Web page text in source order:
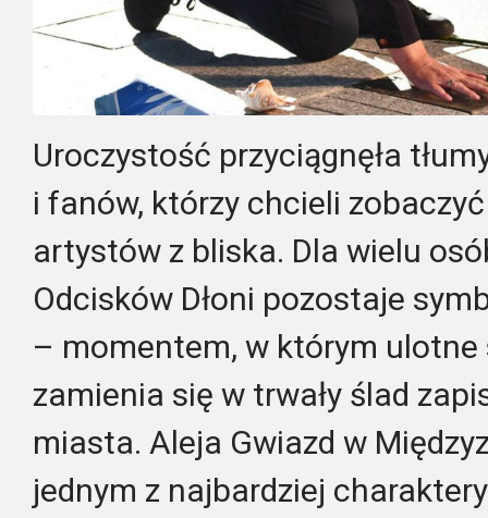
Uroczystość przyciągnęła
i fanów, którzy chcieli
artystów z bliska. Dla wielu
Odcisków Dłoni pozostaje
– momentem, w którym
zamienia się w trwały ślad
miasta. Aleja Gwiazd w
jednym z najbardziej